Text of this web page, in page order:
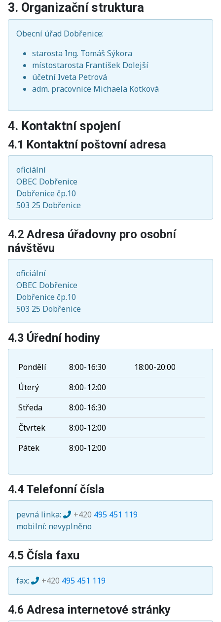
3. Organizační struktura
Obecní úřad Dobřenice:
starosta Ing. Tomáš Sýkora
místostarosta František Dolejší
účetní Iveta Petrová
adm. pracovnice Michaela Kotková
4. Kontaktní spojení
4.1 Kontaktní poštovní adresa
oficiální
OBEC Dobřenice
Dobřenice čp.10
503 25 Dobřenice
4.2 Adresa úřadovny pro osobní
návštěvu
oficiální
OBEC Dobřenice
Dobřenice čp.10
503 25 Dobřenice
4.3 Úřední hodiny
Pondělí 8:00-16:30
18:00-20:00
Úterý
8:00-12:00
Středa
8:00-16:30
Čtvrtek
8:00-12:00
Pátek
8:00-12:00
4.4 Telefonní čísla
pevná linka: +420 495 451 119
mobilní: nevyplněno
4.5 Čísla faxu
fax: +420 495 451 119
4.6 Adresa internetové stránky